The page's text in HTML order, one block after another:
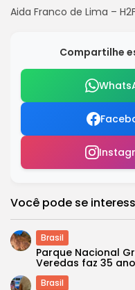
Aida Franco de Lima –
Compartilhe
Você pode se
Brasil
Parque Nacional
Veredas faz 35
Brasil